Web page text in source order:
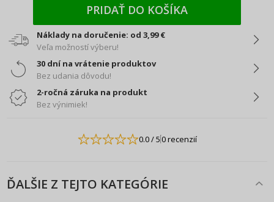
PRIDAŤ DO KOŠÍKA
Náklady na doručenie: od 3,99 €
Veľa možností výberu!
30 dní na vrátenie produktov
Bez udania dôvodu!
2-ročná záruka na produkt
Bez výnimiek!
0.0/ 50 recenzií
ĎALŠIE Z TEJTO KATEGÓRIE